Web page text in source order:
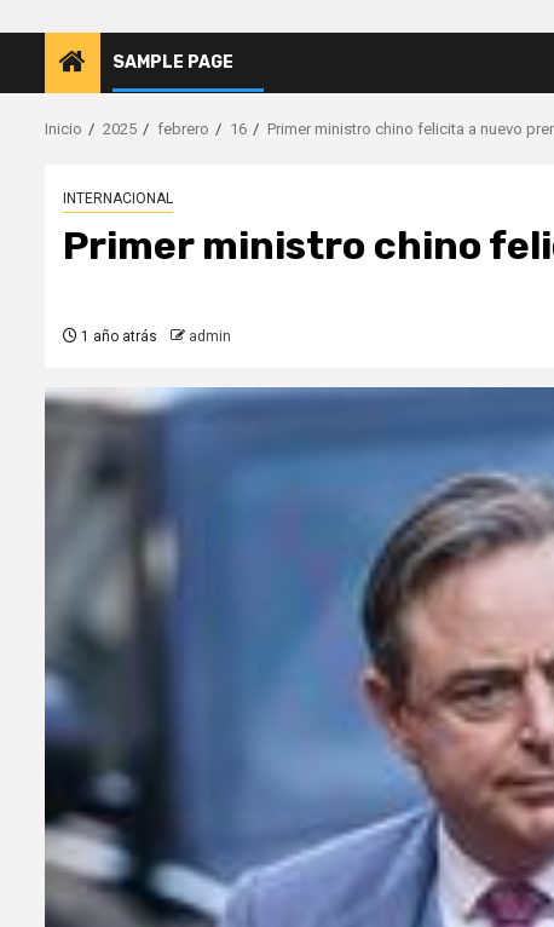
SAMPLE PAGE
Inicio 2025 febrero 16 Primer ministro chino felicita a nuevo
INTERNACIONAL
Primer ministro chino
1 año atrás admin